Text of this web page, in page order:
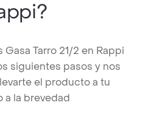
Tarro 21/2 en Rappi
siguientes pasos y nos
el producto a tu
a la brevedad